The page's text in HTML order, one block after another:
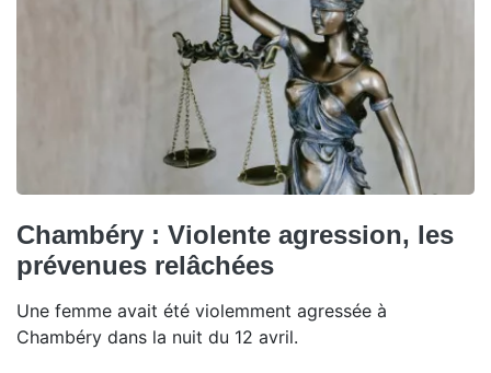
Chambéry : Violente agression, les
prévenues relâchées
Une femme avait été violemment agressée à
Chambéry dans la nuit du 12 avril.